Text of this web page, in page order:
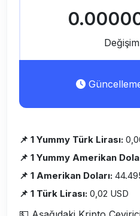
📌 1 Yummy Türk Lirası:
📌 1 Yummy Amerikan
📌 1 Amerikan Doları:
📌 1 Türk Lirası: 0,02 USD